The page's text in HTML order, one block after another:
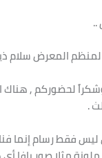
المعرض سلام
لحضوركم ,
.
ليس فقط رسام إنما